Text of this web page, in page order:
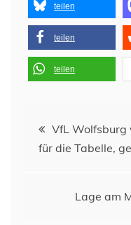
teilen
teilen
teilen
VfL Wolfsburg
für die Tabelle,
Lage am